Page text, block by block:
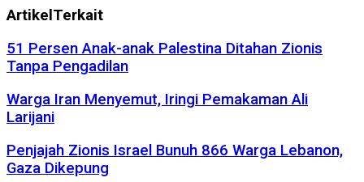
Artikel Terkait
51 Persen Anak-anak Palestina Ditahan Zionis
Tanpa Pengadilan
Warga Iran Menyemut, Iringi Pemakaman Ali
Larijani
Penjajah Zionis Israel Bunuh 866 Warga Lebanon,
Gaza Dikepung